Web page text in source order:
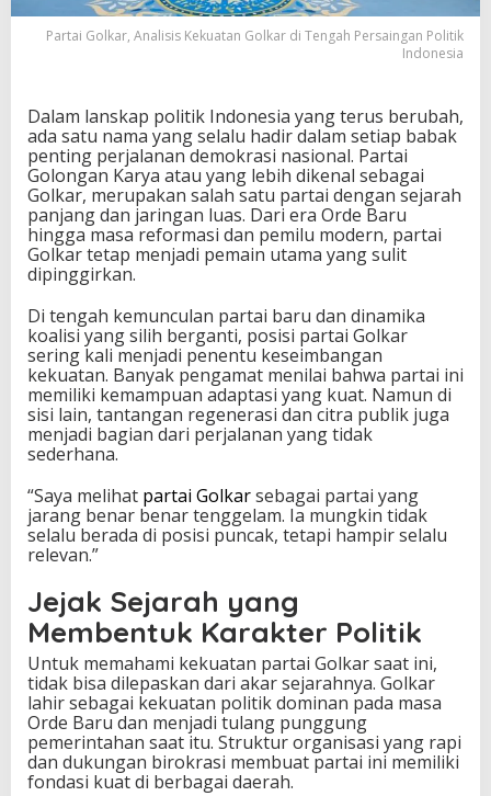
K
e
t
a
n
G
o
l
k
a
r
i
T
e
n
g
a
h
r
s
a
i
g
a
n
P
o
i
t
i
k
I
Partai Golkar, Analisis Kekuatan Golkar di Tengah Persaingan Politik
Indonesia
Dalam lanskap politik Indonesia yang terus berubah,
ada satu nama yang selalu hadir dalam setiap babak
penting perjalanan demokrasi nasional. Partai
Golongan Karya atau yang lebih dikenal sebagai
Golkar, merupakan salah satu partai dengan sejarah
panjang dan jaringan luas. Dari era Orde Baru
hingga masa reformasi dan pemilu modern, partai
Golkar tetap menjadi pemain utama yang sulit
dipinggirkan.
Di tengah kemunculan partai baru dan dinamika
koalisi yang silih berganti, posisi partai Golkar
sering kali menjadi penentu keseimbangan
kekuatan. Banyak pengamat menilai bahwa partai ini
memiliki kemampuan adaptasi yang kuat. Namun di
sisi lain, tantangan regenerasi dan citra publik juga
menjadi bagian dari perjalanan yang tidak
sederhana.
“Saya melihat partai Golkarsebagai partai yang
jarang benar benar tenggelam. Ia mungkin tidak
selalu berada di posisi puncak, tetapi hampir selalu
relevan.”
Jejak Sejarah yang
Membentuk Karakter Politik
Untuk memahami kekuatan partai Golkar saat ini,
tidak bisa dilepaskan dari akar sejarahnya. Golkar
lahir sebagai kekuatan politik dominan pada masa
Orde Baru dan menjadi tulang punggung
pemerintahan saat itu. Struktur organisasi yang rapi
dan dukungan birokrasi membuat partai ini memiliki
fondasi kuat di berbagai daerah.